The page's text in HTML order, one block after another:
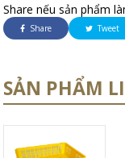
Share nếu sản phẩm
Share Tweet
SẢN PHẨM